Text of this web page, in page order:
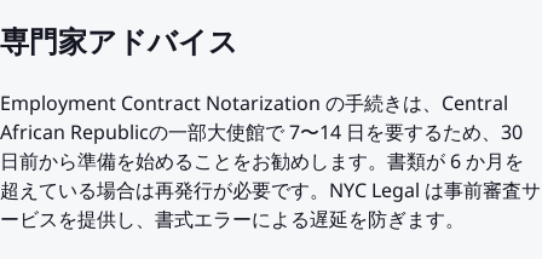
専門家アドバイス
Employment Contract Notarization の手続きは、Central
African Republicの一部大使館で 7〜14 日を要するため、30
日前から準備を始めることをお勧めします。書類が 6 か月を
超えている場合は再発行が必要です。NYC Legal は事前審査サ
ービスを提供し、書式エラーによる遅延を防ぎます。